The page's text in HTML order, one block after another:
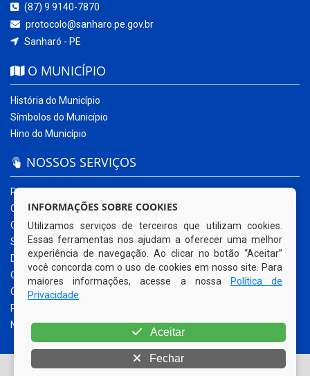
(87) 9 9140-7870
protocolo@sanharo.pe.gov.br
Sanharó - PE
O MUNICÍPIO
História do Município
Símbolos do Município
Hino do Município
NOSSOS SERVIÇOS
Portal da Transparência
Carta de Serviços ao Usuário
Ouvidoria Municipal
Sistema Eletrônico – e-SIC
Diário Oficial
Quadro de Avisos
Contracheque Online
Portal do Contribuinte
Nota Fiscal Eletrônica
© Copyright 2026 Prefeitura Municipal de Sanharó | Todos os
INFORMAÇÕES SOBRE COOKIES
Utilizamos serviços de terceiros que utilizam cookies.
Essas ferramentas nos ajudam a oferecer uma melhor
experiência de navegação. Ao clicar no botão “Aceitar”
você concorda com o uso de cookies em nosso site. Para
maiores informações, acesse a nossa
Política de
Privacidade
Aceitar
Fechar